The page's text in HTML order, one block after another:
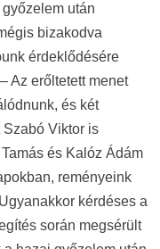
után
bizakodva
érdeklődésére
Az erőltetett menet
és két
Viktor is
és Kalóz Ádám
reményeink
kérdéses a
során megsérült